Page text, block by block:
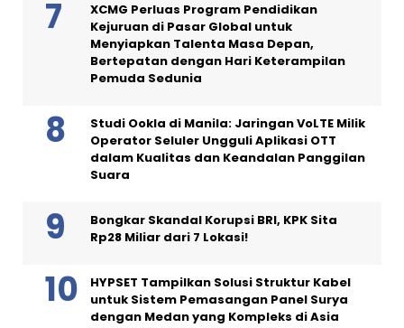
XCMG Perluas Program Pendidikan
Kejuruan di Pasar Global untuk
Menyiapkan Talenta Masa Depan,
Bertepatan dengan Hari Keterampilan
Pemuda Sedunia
Studi Ookla di Manila: Jaringan VoLTE Milik
Operator Seluler Ungguli Aplikasi OTT
dalam Kualitas dan Keandalan Panggilan
Suara
Bongkar Skandal Korupsi BRI, KPK Sita
Rp28 Miliar dari 7 Lokasi!
HYPSET Tampilkan Solusi Struktur Kabel
untuk Sistem Pemasangan Panel Surya
dengan Medan yang Kompleks di Asia